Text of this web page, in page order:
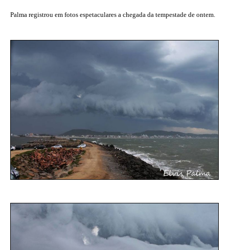
Palma registrou em fotos espetaculares a chegada da tempestade de ontem.